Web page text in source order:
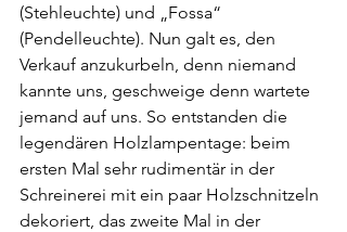
(Stehleuchte) und „Fossa“
(Pendelleuchte). Nun galt es, den
Verkauf anzukurbeln, denn niemand
kannte uns, geschweige denn wartete
jemand auf uns. So entstanden die
legendären Holzlampentage: beim
ersten Mal sehr rudimentär in der
Schreinerei mit ein paar Holzschnitzeln
dekoriert, das zweite Mal in der